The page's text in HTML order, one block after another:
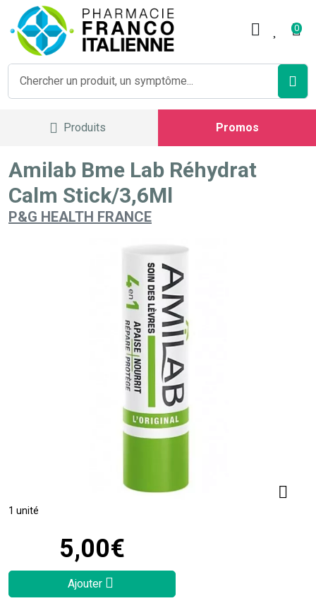
0
Produits Promos
Amilab Bme Lab Réhydrat
Calm Stick/3,6Ml
P&G HEALTH FRANCE
1 unité
5,00€
Ajouter